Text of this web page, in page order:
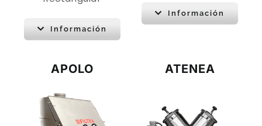
Información
Información
APOLO ATENEA